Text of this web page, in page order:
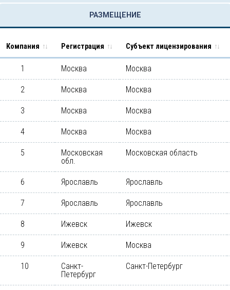
РАЗМЕЩЕНИЕ
Компания Регистрация Субъект лицензирования
1 Москва Москва
2 Москва Москва
3 Москва Москва
4 Москва Москва
5
Московская
обл.
Московская область
6 Ярославль Ярославль
7 Ярославль Ярославль
8 Ижевск Ижевск
9 Ижевск Москва
10
Санкт-
Петербург
Санкт-Петербург